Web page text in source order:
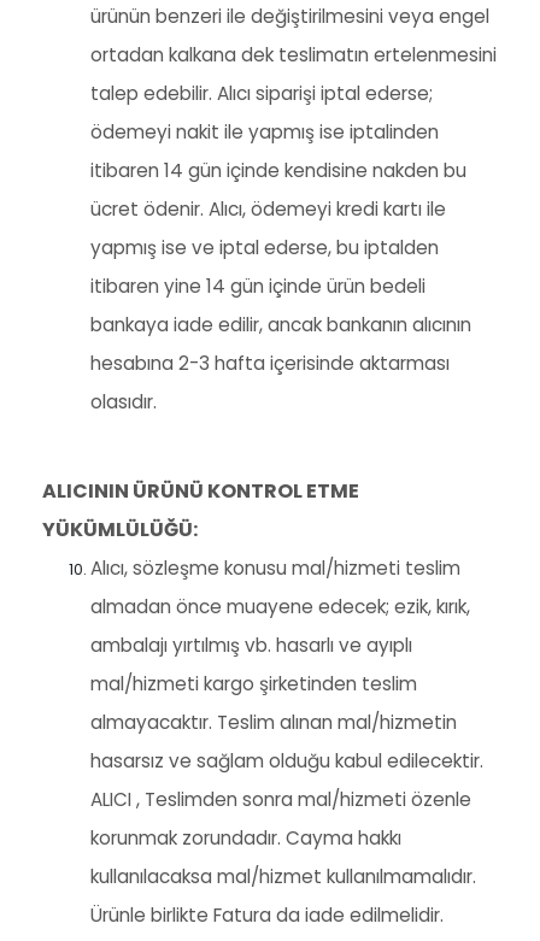
ürünün benzeri ile değiştirilmesini veya engel
ortadan kalkana dek teslimatın ertelenmesini
talep edebilir. Alıcı siparişi iptal ederse;
ödemeyi nakit ile yapmış ise iptalinden
itibaren 14 gün içinde kendisine nakden bu
ücret ödenir. Alıcı, ödemeyi kredi kartı ile
yapmış ise ve iptal ederse, bu iptalden
itibaren yine 14 gün içinde ürün bedeli
bankaya iade edilir, ancak bankanın alıcının
hesabına 2-3 hafta içerisinde aktarması
olasıdır.
ALICININ ÜRÜNÜ KONTROL ETME
YÜKÜMLÜLÜĞÜ:
Alıcı, sözleşme konusu mal/hizmeti teslim
almadan önce muayene edecek; ezik, kırık,
ambalajı yırtılmış vb. hasarlı ve ayıplı
mal/hizmeti kargo şirketinden teslim
almayacaktır. Teslim alınan mal/hizmetin
hasarsız ve sağlam olduğu kabul edilecektir.
ALICI , Teslimden sonra mal/hizmeti özenle
korunmak zorundadır. Cayma hakkı
kullanılacaksa mal/hizmet kullanılmamalıdır.
Ürünle birlikte Fatura da iade edilmelidir.